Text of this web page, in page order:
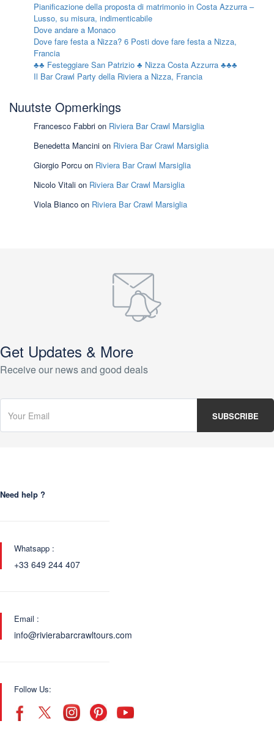
Pianificazione della proposta di matrimonio in Costa Azzurra –
Lusso, su misura, indimenticabile
Dove andare a Monaco
Dove fare festa a Nizza? 6 Posti dove fare festa a Nizza,
Francia
♣♣ Festeggiare San Patrizio ♣ Nizza Costa Azzurra ♣♣♣
Il Bar Crawl Party della Riviera a Nizza, Francia
Nuutste Opmerkings
Francesco Fabbri on Riviera Bar Crawl Marsiglia
Benedetta Mancini on Riviera Bar Crawl Marsiglia
Giorgio Porcu on Riviera Bar Crawl Marsiglia
Nicolo Vitali on Riviera Bar Crawl Marsiglia
Viola Bianco on Riviera Bar Crawl Marsiglia
Get Updates & More
Receive our news and good deals
Need help ?
Whatsapp :
+33 649 244 407
Email :
info@rivierabarcrawltours.com
Follow Us: